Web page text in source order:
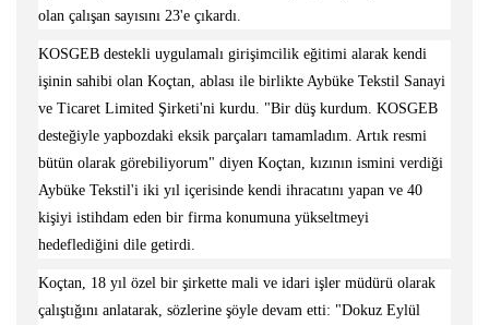
olan çalışan sayısını 23'e çıkardı.
KOSGEB destekli uygulamalı girişimcilik eğitimi alarak kendi
işinin sahibi olan Koçtan, ablası ile birlikte Aybüke Tekstil Sanayi
ve Ticaret Limited Şirketi'ni kurdu. "Bir düş kurdum. KOSGEB
desteğiyle yapbozdaki eksik parçaları tamamladım. Artık resmi
bütün olarak görebiliyorum" diyen Koçtan, kızının ismini verdiği
Aybüke Tekstil'i iki yıl içerisinde kendi ihracatını yapan ve 40
kişiyi istihdam eden bir firma konumuna yükseltmeyi
hedeflediğini dile getirdi.
Koçtan, 18 yıl özel bir şirkette mali ve idari işler müdürü olarak
çalıştığını anlatarak, sözlerine şöyle devam etti: "Dokuz Eylül